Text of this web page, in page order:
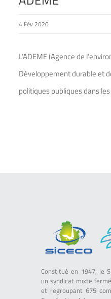
4 Fév 2020
L’ADEME (Agence de
Développement durable et
politiques publiques dans
Constitué en 1947, le
un syndicat mixte
et regroupant 675